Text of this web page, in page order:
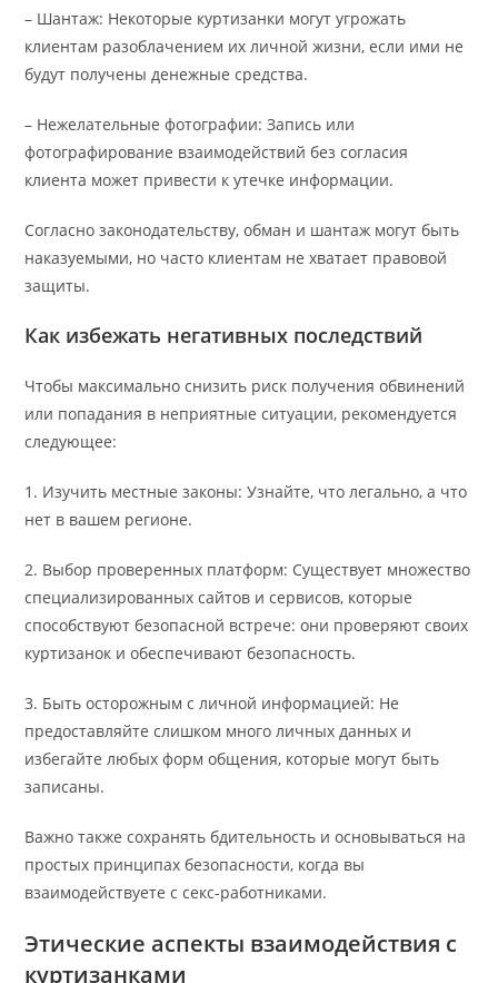
– Шантаж: Некоторые куртизанки могут угрожать
клиентам разоблачением их личной жизни, если ими не
будут получены денежные средства.
– Нежелательные фотографии: Запись или
фотографирование взаимодействий без согласия
клиента может привести к утечке информации.
Согласно законодательству, обман и шантаж могут быть
наказуемыми, но часто клиентам не хватает правовой
защиты.
Как избежать негативных последствий
Чтобы максимально снизить риск получения обвинений
или попадания в неприятные ситуации, рекомендуется
следующее:
1. Изучить местные законы: Узнайте, что легально, а что
нет в вашем регионе.
2. Выбор проверенных платформ: Существует множество
специализированных сайтов и сервисов, которые
способствуют безопасной встрече: они проверяют своих
куртизанок и обеспечивают безопасность.
3. Быть осторожным с личной информацией: Не
предоставляйте слишком много личных данных и
избегайте любых форм общения, которые могут быть
записаны.
Важно также сохранять бдительность и основываться на
простых принципах безопасности, когда вы
взаимодействуете с секс-работниками.
Этические аспекты взаимодействия с
куртизанками